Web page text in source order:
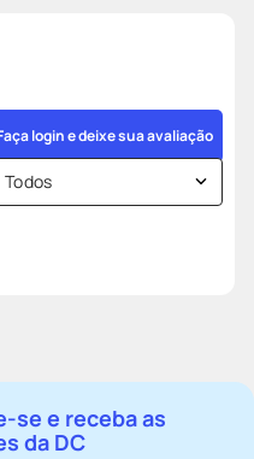
login e deixe sua avaliação
Todos
se e receba as
da DC